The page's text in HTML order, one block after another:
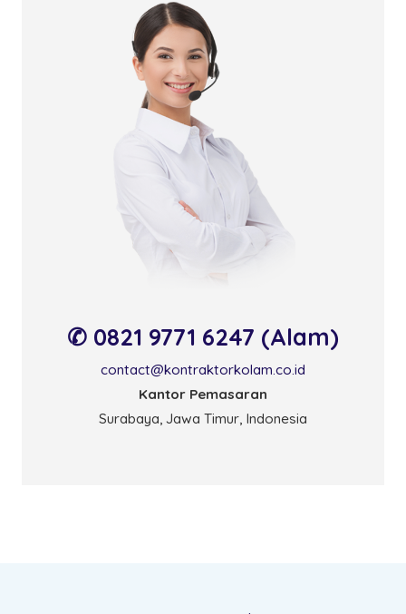
✆ 0821 9771 6247 (Alam)
contact@kontraktorkolam.co.id
Kantor Pemasaran
Surabaya, Jawa Timur, Indonesia